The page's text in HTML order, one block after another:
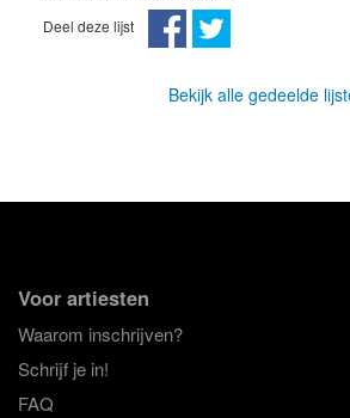
Deel deze lijst
Bekijk alle gedeelde
Voor artiesten
Waarom inschrijven?
Schrijf je in!
FAQ